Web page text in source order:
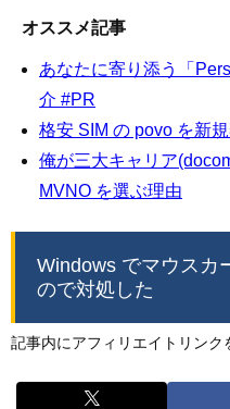
オススメ記事
あなたに寄り添う「
介 #PR
格安 SIM の povo を新
俺が三大キャリア
MVNO を選ぶ理由
Windows でマウスカ
ので対処した
記事内にアフィリエイトリンク